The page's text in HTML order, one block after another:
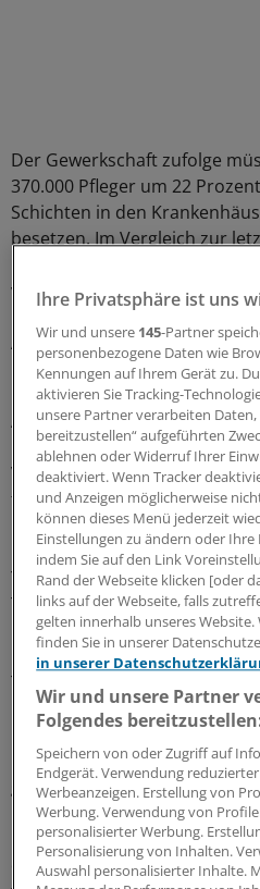
Der Gewerkschaft zufolge
370.000 Pfleger um 22
Schichten in den
besetzen. Im Vergleich zur
verschlechtert, so Bühler.
Am Mittwoch wollen
Düsseldorf für mehr
Altenpflege demonstrieren.
Verdi fordert zudem
für die Personalausstattung,
kurzfristigen Entlastung der
Bezahlung vor allem in der
Tarifflucht sowie die Abkehr
Teilzeitverträgen und
Bei ihrer Erhebung hat die
Trend zu immer größeren
hatten 17,7 Prozent aller
Die Größe der
Nachtdienstcheck im Jahr
gestiegen.
Die
dass es immer mehr
Ihre Privatsphäre ist uns
Wir und unsere 145-Partner
personenbezogene Daten wie
Kennungen auf Ihrem Gerät zu.
aktivieren Sie Tracking-
unsere Partner verarbeiten
bereitzustellen“ aufgeführten
ablehnen oder Widerruf Ihrer
deaktiviert. Wenn Tracker
und Anzeigen möglicherweise
können dieses Menü jederzeit
Einstellungen zu ändern oder
indem Sie auf den Link
Rand der Webseite klicken [oder
links auf der Webseite, falls
gelten innerhalb unseres
finden Sie in unserer
in unserer
Wir und unsere Partner
Folgendes
Speichern von oder Zugriff auf
Endgerät. Verwendung
Werbeanzeigen. Erstellung von
Werbung. Verwendung von
personalisierter Werbung.
Personalisierung von Inhalten.
Auswahl personalisierter Inhalte.